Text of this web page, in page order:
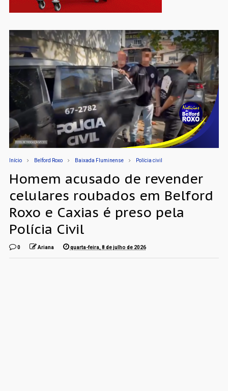
Início Belford Roxo Baixada Fluminense Polícia civil
Homem acusado de revender
celulares roubados em Belford
Roxo e Caxias é preso pela
Polícia Civil
0 Ariana quarta-feira, 8 de julho de 2026